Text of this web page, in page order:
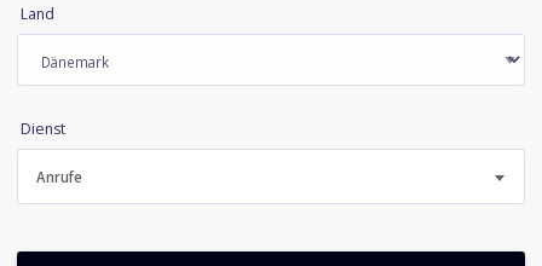
Land
Dienst
Anrufe